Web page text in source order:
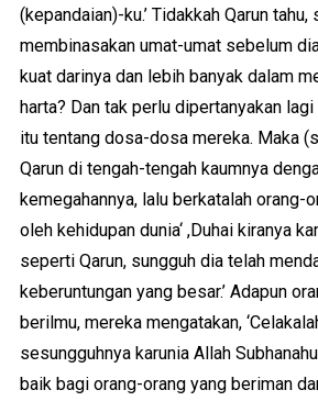
(kepandaian)-ku.’ Tidakkah Qarun
membinasakan umat-umat sebelum
kuat darinya dan lebih banyak dalam
harta? Dan tak perlu dipertanyakan
itu tentang dosa-dosa mereka. Maka
Qarun di tengah-tengah kaumnya
kemegahannya, lalu berkatalah orang-
oleh kehidupan dunia‘ ,Duhai kiranya
seperti Qarun, sungguh dia telah
keberuntungan yang besar.’ Adapun
berilmu, mereka mengatakan,
sesungguhnya karunia Allah
baik bagi orang-orang yang beriman